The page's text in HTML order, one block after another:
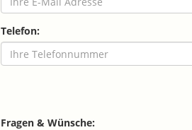
Telefon:
Fragen & Wünsche: